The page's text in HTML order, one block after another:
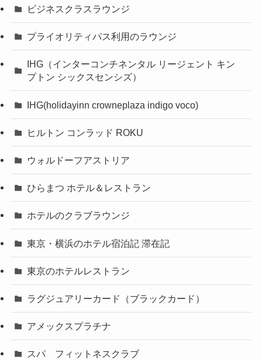
ビジネスクラスラウンジ
プライオリティパス利用のラウンジ
IHG（インターコンチネンタル リージェント キン
プトン シックスセンシズ）
IHG(holidayinn crowneplaza indigo voco)
ヒルトン コンラッド ROKU
ウォルドーフアストリア
ひらまつ ホテル＆レストラン
ホテルのクラブラウンジ
東京・横浜のホテル宿泊記 滞在記
東京のホテルレストラン
ラグジュアリーカード（ブラックカード）
アメックスプラチナ
スパ フィットネスクラブ